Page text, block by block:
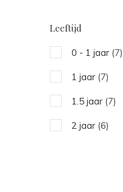
Leeftijd
0 - 1 jaar (7)
1 jaar (7)
1.5 jaar (7)
2 jaar (6)